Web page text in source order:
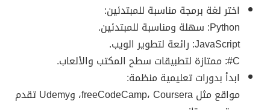
اختر لغة برمجة مناسبة للمبتدئين:
Python: سهلة ومناسبة للمبتدئين.
JavaScript: رائعة لتطوير الويب.
C#: ممتازة لتطبيقات سطح المكتب والألعاب.
ابدأ بدورات تعليمية منظمة:
مواقع مثل freeCodeCamp، Coursera، وUdemy تقدم